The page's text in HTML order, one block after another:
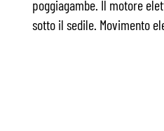
poggiagambe. Il motore
sotto il sedile. Movimento